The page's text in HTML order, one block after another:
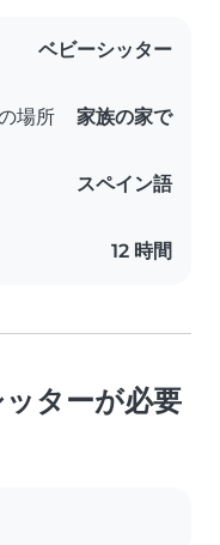
ベビーシッター
場所 家族の家で
スペイン語
12 時間
ターが必要